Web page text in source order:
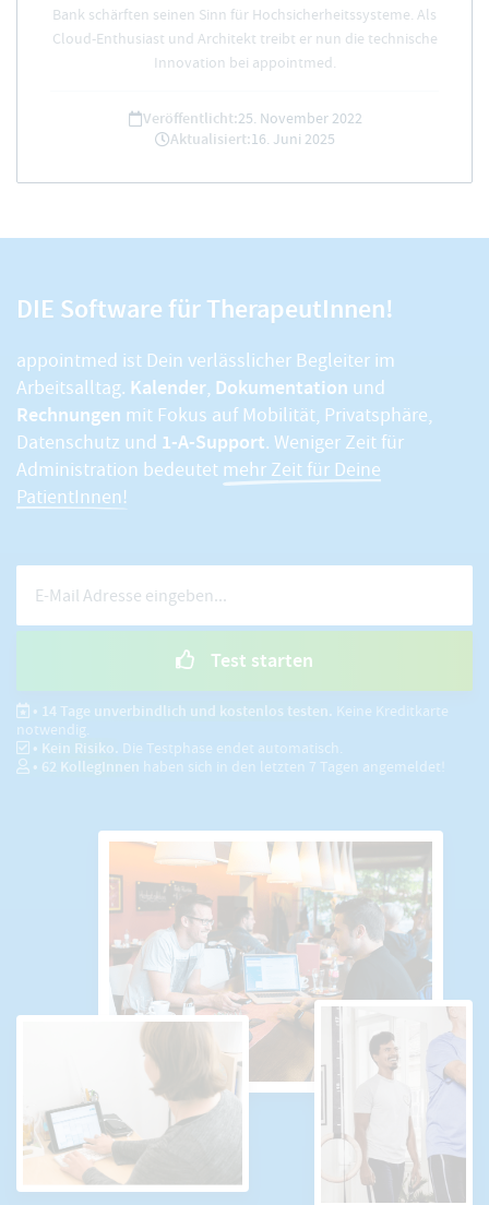
Bank schärften seinen Sinn für Hochsicherheitssysteme. Als
Cloud-Enthusiast und Architekt treibt er nun die technische
Innovation bei appointmed.
Veröffentlicht:25. November 2022
Aktualisiert:16. Juni 2025
DIE Software für TherapeutInnen!
appointmed ist Dein verlässlicher Begleiter im
Arbeitsalltag. Kalender, Dokumentation und
Rechnungen mit Fokus auf Mobilität, Privatsphäre,
Datenschutz und 1-A-Support. Weniger Zeit für
Administration bedeutet mehr Zeit für Deine
PatientInnen!
Test starten
• 14 Tage unverbindlich und kostenlos testen. Keine Kreditkarte
notwendig.
• Kein Risiko. Die Testphase endet automatisch.
• 62 KollegInnen haben sich in den letzten 7 Tagen angemeldet!